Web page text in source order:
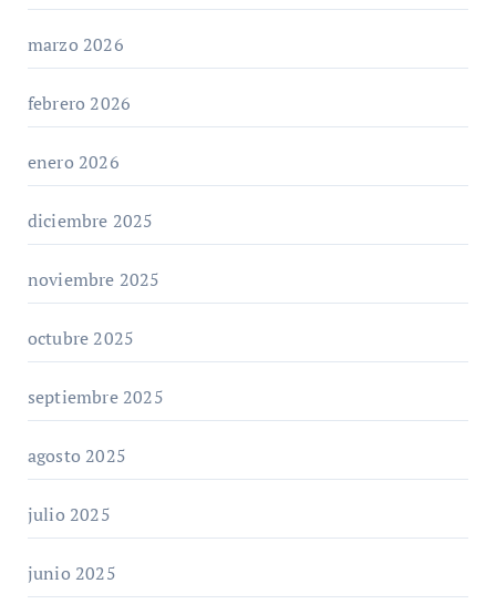
marzo 2026
febrero 2026
enero 2026
diciembre 2025
noviembre 2025
octubre 2025
septiembre 2025
agosto 2025
julio 2025
junio 2025